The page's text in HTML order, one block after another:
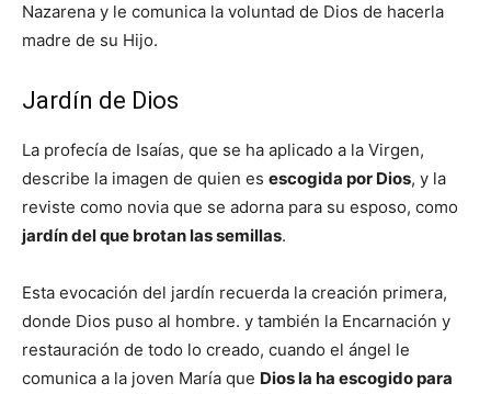
Nazarena y le comunica la voluntad de Dios de hacerla
madre de su Hijo.
Jardín de Dios
La profecía de Isaías, que se ha aplicado a la Virgen,
describe la imagen de quien es escogida por Dios, y la
reviste como novia que se adorna para su esposo, como
jardín del que brotan las semillas.
Esta evocación del jardín recuerda la creación primera,
donde Dios puso al hombre. y también la Encarnación y
restauración de todo lo creado, cuando el ángel le
comunica a la joven María que Dios la ha escogido para